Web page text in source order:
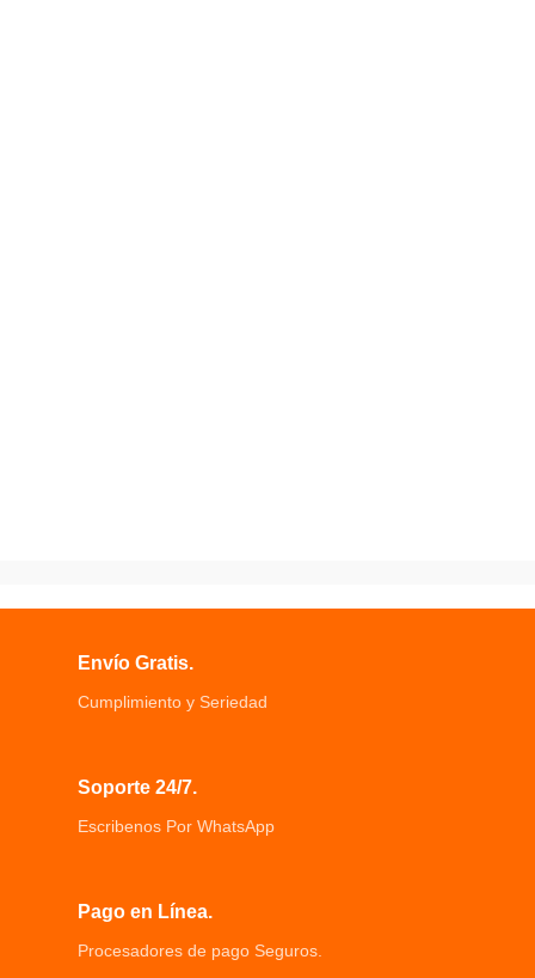
Envío Gratis.
Cumplimiento y Seriedad
Soporte 24/7.
Escribenos Por WhatsApp
Pago en Línea.
Procesadores de pago Seguros.